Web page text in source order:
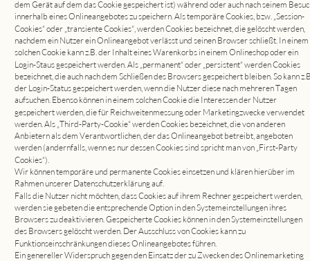
dem Gerät auf dem das Cookie gespeichert ist) während oder auch nach seinem
innerhalb eines Onlineangebotes zu speichern. Als temporäre Cookies, bzw. „Session-
Cookies“ oder „transiente Cookies“, werden Cookies bezeichnet, die gelöscht werden,
nachdem ein Nutzer ein Onlineangebot verlässt und seinen Browser schließt. In einem
solchen Cookie kann z.B. der Inhalt eines Warenkorbs in einem Onlineshop oder ein
Login-Staus gespeichert werden. Als „permanent“ oder „persistent“ werden Cookies
bezeichnet, die auch nach dem Schließen des Browsers gespeichert bleiben. So kann
der Login-Status gespeichert werden, wenn die Nutzer diese nach mehreren Tagen
aufsuchen. Ebenso können in einem solchen Cookie die Interessen der Nutzer
gespeichert werden, die für Reichweitenmessung oder Marketingzwecke verwendet
werden. Als „Third-Party-Cookie“ werden Cookies bezeichnet, die von anderen
Anbietern als dem Verantwortlichen, der das Onlineangebot betreibt, angeboten
werden (andernfalls, wenn es nur dessen Cookies sind spricht man von „First-Party
Cookies“).
Wir können temporäre und permanente Cookies einsetzen und klären hierüber im
Rahmen unserer Datenschutzerklärung auf.
Falls die Nutzer nicht möchten, dass Cookies auf ihrem Rechner gespeichert werden,
werden sie gebeten die entsprechende Option in den Systemeinstellungen ihres
Browsers zu deaktivieren. Gespeicherte Cookies können in den Systemeinstellungen
des Browsers gelöscht werden. Der Ausschluss von Cookies kann zu
Funktionseinschränkungen dieses Onlineangebotes führen.
Ein genereller Widerspruch gegen den Einsatz der zu Zwecken des Onlinemarketing